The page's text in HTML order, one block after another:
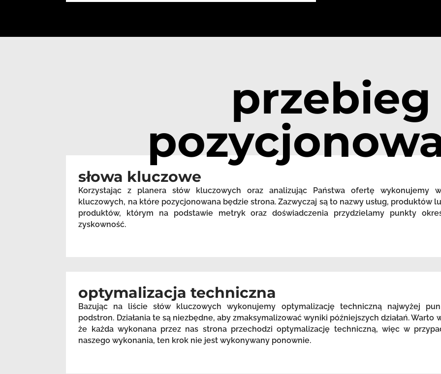
przebieg
słowa kluczowe
Korzystając z planera słów kluczowych oraz analizując Państwa ofertę wykonujemy
kluczowych, na które pozycjonowana będzie strona. Zazwyczaj są to nazwy usług, produktów
produktów, którym na podstawie metryk oraz doświadczenia przydzielamy punkty
zyskowność.
optymalizacja techniczna
Bazując na liście słów kluczowych wykonujemy optymalizację techniczną najwyżej
podstron. Działania te są niezbędne, aby zmaksymalizować wyniki późniejszych działań. Warto
że każda wykonana przez nas strona przechodzi optymalizację techniczną, więc w
naszego wykonania, ten krok nie jest wykonywany ponownie.